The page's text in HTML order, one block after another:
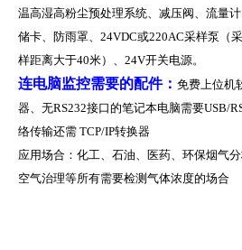
温高湿高粉尘预处理系统、减压阀、流量
储卡、防雨罩、 24VDC或220AC采样泵（
样距离大于40米）、 24V开关电源。
连电脑监控需要的配件： 免费上位机
器、无RS232接口的笔记本电脑需要USB/
络传输还需 TCP/IP转换器
应用场合：化工、石油、医药、环保烟气
空气治理等所有需要检测气体浓度的场合